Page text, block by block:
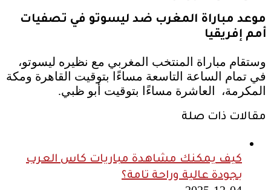
موعد مباراة المغرب ضد ليسوتو في تصفيات
أمم إفريقيا
وستقام مباراة المنتخب المغربي مع نظيره ليسوتو،
في تمام الساعة التاسعة مساءًا بتوقيت القاهرة ومكة
المكرمة، العاشرة مساءًا بتوقيت أبو ظبي.
مقالات ذات صلة
كيف يمكنك مشاهدة مباريات كاس العرب
بجودة عالية وراحة تامة؟